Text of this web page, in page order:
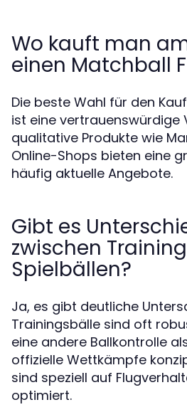
Wo kauft man
einen Matchball
Die beste Wahl für den
ist eine vertrauenswürdige
qualitative Produkte wie
Online-Shops bieten eine
häufig aktuelle Angebote.
Gibt es
zwischen
Spielbällen?
Ja, es gibt deutliche
Trainingsbälle sind oft
eine andere Ballkontrolle
offizielle Wettkämpfe
sind speziell auf
optimiert.